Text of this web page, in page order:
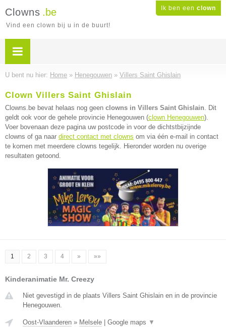
Ik ben een clown
Clowns .be
Vind een clown bij u in de buurt!
U bent nu hier: Home » Henegouwen » Villers Saint Ghislain
Clown Villers Saint Ghislain
Clowns.be bevat helaas nog geen clowns in Villers Saint Ghislain. Dit
geldt ook voor de gehele provincie Henegouwen (clown Henegouwen).
Voer bovenaan deze pagina uw postcode in voor de dichtstbijzijnde
clowns of ga naar direct contact met clowns om via één e-mail in contact
te komen met meerdere clowns tegelijk. Hieronder worden nu overige
resultaten getoond.
1 2 3 4 » »»
Kinderanimatie Mr. Creezy
Niet gevestigd in de plaats Villers Saint Ghislain en in de provincie
Henegouwen.
Oost-Vlaanderen » Melsele Google maps ▼